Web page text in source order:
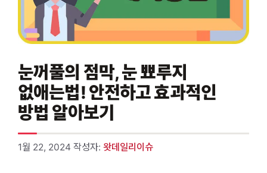
눈꺼풀의 점막, 눈 뾰루지
없애는법! 안전하고 효과적인
방법 알아보기
1월 22, 2024 작성자: 왓데일리이슈